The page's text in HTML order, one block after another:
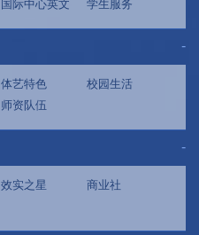
国际中心英文 学生服务
体艺特色
校园生活
师资队伍
效实之星
商业社